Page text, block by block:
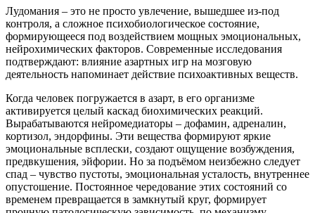
Лудомания – это не просто увлечение, вышедшее из-под
контроля, а сложное психобиологическое состояние,
формирующееся под воздействием мощных эмоциональных,
нейрохимических факторов. Современные исследования
подтверждают: влияние азартных игр на мозговую
деятельность напоминает действие психоактивных веществ.
Когда человек погружается в азарт, в его организме
активируется целый каскад биохимических реакций.
Вырабатываются нейромедиаторы – дофамин, адреналин,
кортизол, эндорфины. Эти вещества формируют яркие
эмоциональные всплески, создают ощущение возбуждения,
предвкушения, эйфории. Но за подъёмом неизбежно следует
спад – чувство пустоты, эмоциональная усталость, внутреннее
опустошение. Постоянное чередование этих состояний со
временем превращается в замкнутый круг, формирует